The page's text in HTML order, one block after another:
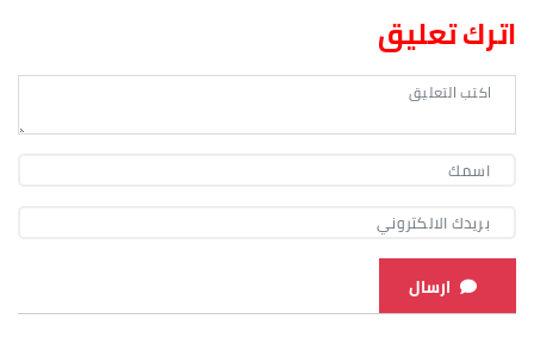
اترك تعليق
ارسال